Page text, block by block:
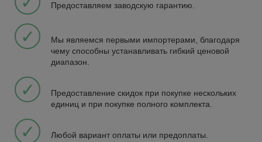
Предоставляем заводскую гарантию.
✓
Мы являемся первыми импортерами, благодаря
чему способны устанавливать гибкий ценовой
диапазон.
✓
Предоставление скидок при покупке нескольких
единиц и при покупке полного комплекта.
✓ Любой вариант оплаты или предоплаты.